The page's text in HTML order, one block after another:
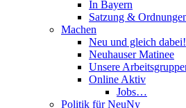
In Bayern
Satzung &
Machen
Neu und gleich dabei!
Neuhauser Matinee
Unsere
Online Aktiv
Jobs…
Politik für NeuNy